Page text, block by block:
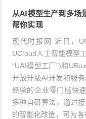
从AI模型生产到多场
帮你实现
现代时报网 近日，
UCloud人工智能模型
“UAI模型工厂”)和
开放升级AI开发和服
经验的企业零门槛快
多种自研算法，通过
的智能化改造，可为